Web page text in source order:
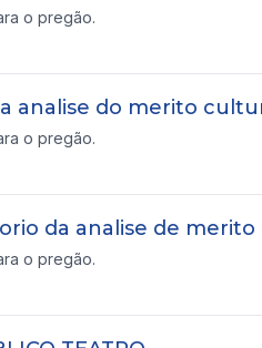
o pregão.
analise do merito
o pregão.
da analise de
o pregão.